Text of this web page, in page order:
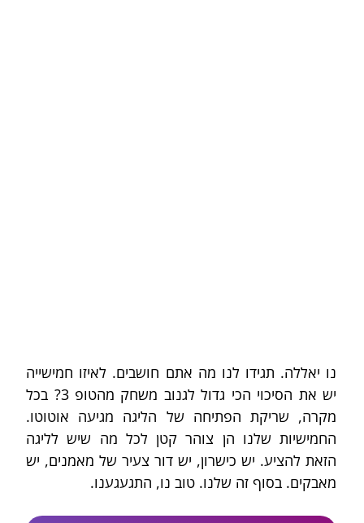
יש את הסיכוי הכי גדול לגנוב משחק מהטופ 3? בכל
הזאת להציע. יש כישרון, יש דור צעיר של מאמנים, יש
מאבקים. בסוף זה שלנו. טוב נו, התגעגענו.